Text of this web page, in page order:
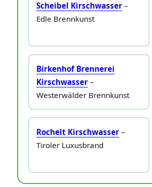
Scheibel Kirschwasser –
Edle Brennkunst
Birkenhof Brennerei
Kirschwasser –
Westerwälder Brennkunst
Rochelt Kirschwasser –
Tiroler Luxusbrand